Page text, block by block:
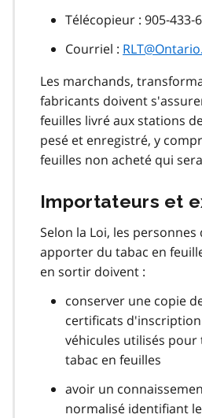
Télécopieur :
Courriel :
Les marchands,
fabricants doivent
feuilles livré aux stations
pesé et enregistré, y
feuilles non acheté qui
Importateurs et
Selon la Loi, les
apporter du tabac en
en sortir doivent :
conserver une copie
certificats
véhicules utilisés
tabac en feuilles
avoir un
normalisé identifiant